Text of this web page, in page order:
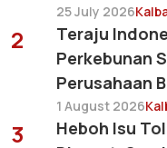
25 July 2026
2
Teraju
Perkebunan
Perusahaan
1 August 2026
3
Heboh Isu